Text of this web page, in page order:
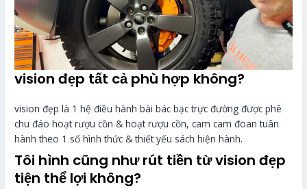
vision đẹp tất cả phù hợp không?
vision đẹp là 1 hệ điều hành bài bác bạc trực đường được phê
chu đáo hoạt rượu cồn & hoạt rượu cồn, cam cam đoan tuân
hành theo 1 số hình thức & thiết yếu sách hiện hành.
Tôi hình cũng như rút tiền từ vision đẹp
tiện thể lợi không?